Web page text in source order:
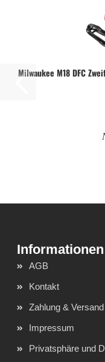
Milwaukee M18 DFC
AGB
Kontakt
Zahlung & Versand
Impressum
Privatsphäre und